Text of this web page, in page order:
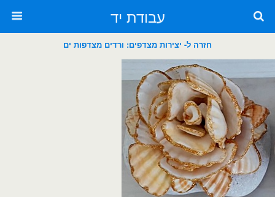
עבודת יד
חזרה ל- יצירות מצדפים: ורדים מצדפות ים